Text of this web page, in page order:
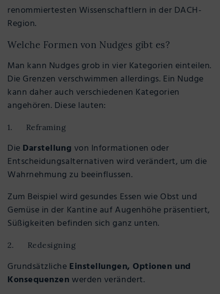
renommiertesten Wissenschaftlern in der DACH-
Region.
Welche Formen von Nudges gibt es?
Man kann Nudges grob in vier Kategorien einteilen.
Die Grenzen verschwimmen allerdings. Ein Nudge
kann daher auch verschiedenen Kategorien
angehören. Diese lauten:
1. Reframing
Die Darstellung von Informationen oder
Entscheidungsalternativen wird verändert, um die
Wahrnehmung zu beeinflussen.
Zum Beispiel wird gesundes Essen wie Obst und
Gemüse in der Kantine auf Augenhöhe präsentiert,
Süßigkeiten befinden sich ganz unten.
2. Redesigning
Grundsätzliche Einstellungen, Optionen und
Konsequenzenwerden verändert.